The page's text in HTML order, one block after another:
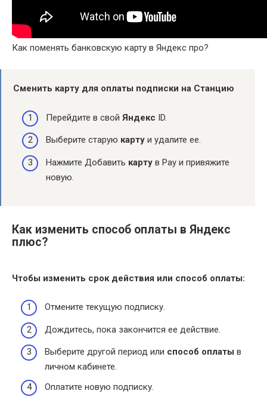
Как поменять банковскую карту в Яндекс про?
Сменить карту для оплаты подписки на Станцию
Перейдите в свой Яндекс ID.
Выберите старую карту и удалите ее.
Нажмите Добавить карту в Pay и привяжите
новую.
Как изменить способ оплаты в Яндекс
плюс?
Чтобы изменить срок действия или способ оплаты:
Отмените текущую подписку.
Дождитесь, пока закончится ее действие.
Выберите другой период или способ оплаты в
личном кабинете.
Оплатите новую подписку.